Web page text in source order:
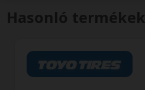
Hasonló termékek